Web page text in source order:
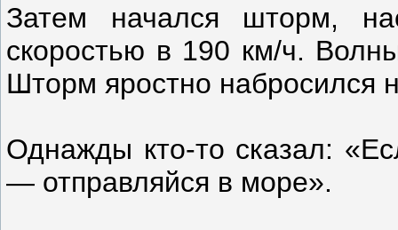
Затем начался шторм,
скоростью в 190 км/ч.
Шторм яростно набросился
Однажды кто-то сказал:
— отправляйся в море».